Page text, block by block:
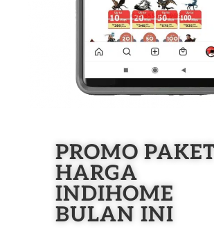
PROMO
HARGA
INDIHOME
BULAN INI